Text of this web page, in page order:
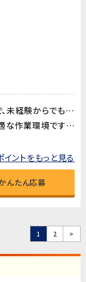
丁寧な作業フォローや指導がありますので、未経験からでも始め易い♪相談事もし易い環境です
キレイな作業場＆空調完備!年間通じて快適な作業環境です♪
イントをもっと見る
んたん応募
1 2 >